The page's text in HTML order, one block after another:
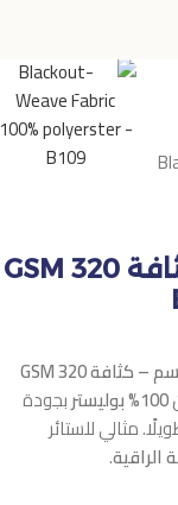
B109
قماش بلاك أوت 300 سم – كثافة 320 GSM
100% بوليستر
بجودة
مثالي للستائر
الراقية.